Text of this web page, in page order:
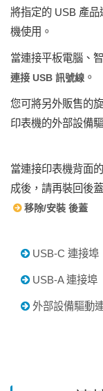
將指定的 USB 產
機使用。
當連接平板電腦、
連接 USB 訊號線 。
您可將另外販售的
印表機的外部設備
當連接印表機背面
成後，請再裝回後蓋
移除/安裝 後蓋
USB-C 連接埠
USB-A 連接埠
外部設備驅動